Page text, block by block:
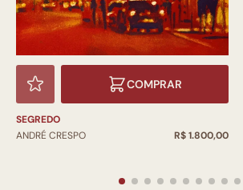
COMPRAR
SEGREDO
ANDRÉ CRESPO
R$ 1.800,00